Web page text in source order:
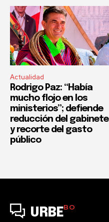
Actualidad
Rodrigo Paz: “Había
mucho flojo en los
ministerios”; defiende
reducción del gabinete
y recorte del gasto
público
URBEBO